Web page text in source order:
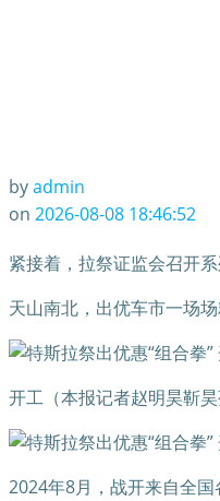
byadmin
on 2026-08-08 18:46:52
紧接着，拉祭证监会召开
天山南北，出优车市一场
开工（本报记者赵明昊靳
2024年8月，战开来自全